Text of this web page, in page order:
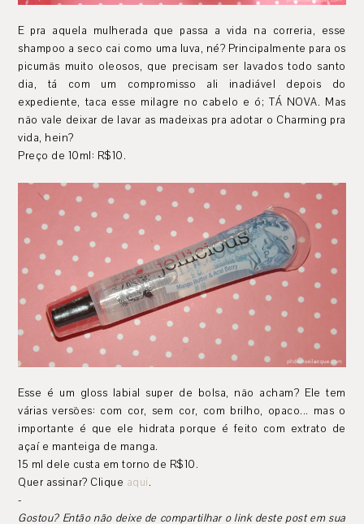
E pra aquela mulherada que passa a vida na correria, esse
shampoo a seco cai como uma luva, né? Principalmente para os
picumãs muito oleosos, que precisam ser lavados todo santo
dia, tá com um compromisso ali inadiável depois do
expediente, taca esse milagre no cabelo e ó; TÁ NOVA. Mas
não vale deixar de lavar as madeixas pra adotar o Charming pra
vida, hein?
Preço de 10ml: R$10.
Esse é um gloss labial super de bolsa, não acham? Ele tem
várias versões: com cor, sem cor, com brilho, opaco... mas o
importante é que ele hidrata porque é feito com extrato de
açaí e manteiga de manga.
15 ml dele custa em torno de R$10.
Quer assinar? Clique aqui.
-
Gostou? Então não deixe de compartilhar o link deste post em sua